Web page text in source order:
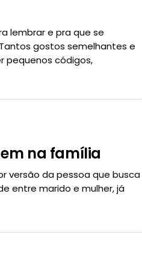
lembrar e pra que se
gostos semelhantes e
pequenos códigos,
na família
versão da pessoa que busca
entre marido e mulher, já